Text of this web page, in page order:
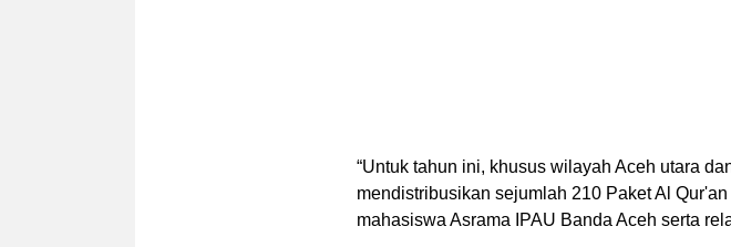
“Untuk tahun ini, khusus wilayah Aceh utara
mendistribusikan sejumlah 210 Paket Al
mahasiswa Asrama IPAU Banda Aceh serta